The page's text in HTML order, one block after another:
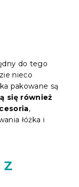
do tego
nieco
pakowane są
się również
,
łóżka i
Z